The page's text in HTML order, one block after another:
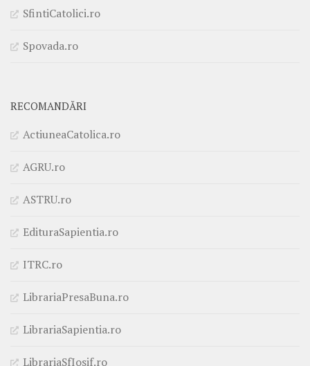
SfintiCatolici.ro
Spovada.ro
RECOMANDĂRI
ActiuneaCatolica.ro
AGRU.ro
ASTRU.ro
EdituraSapientia.ro
ITRC.ro
LibrariaPresaBuna.ro
LibrariaSapientia.ro
LibrariaSfIosif.ro